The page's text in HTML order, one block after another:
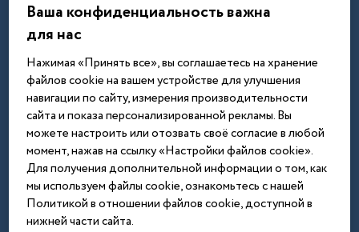
Этот материал доступен только
после авторизации. Войдите или
зарегистрируйтесь, чтобы получить
доступ ко всем материалам сайта
Введите телефон или email
Далее
Ваша конфиденциальность важна
для нас
Нажимая «Принять все», вы соглашаетесь на хранение
файлов cookie на вашем устройстве для улучшения
навигации по сайту, измерения производительности
сайта и показа персонализированной рекламы. Вы
можете настроить или отозвать своё согласие в любой
момент, нажав на ссылку «Настройки файлов cookie».
Для получения дополнительной информации о том, как
мы используем файлы cookie, ознакомьтесь с нашей
Политикой в отношении файлов cookie, доступной в
нижней части сайта.